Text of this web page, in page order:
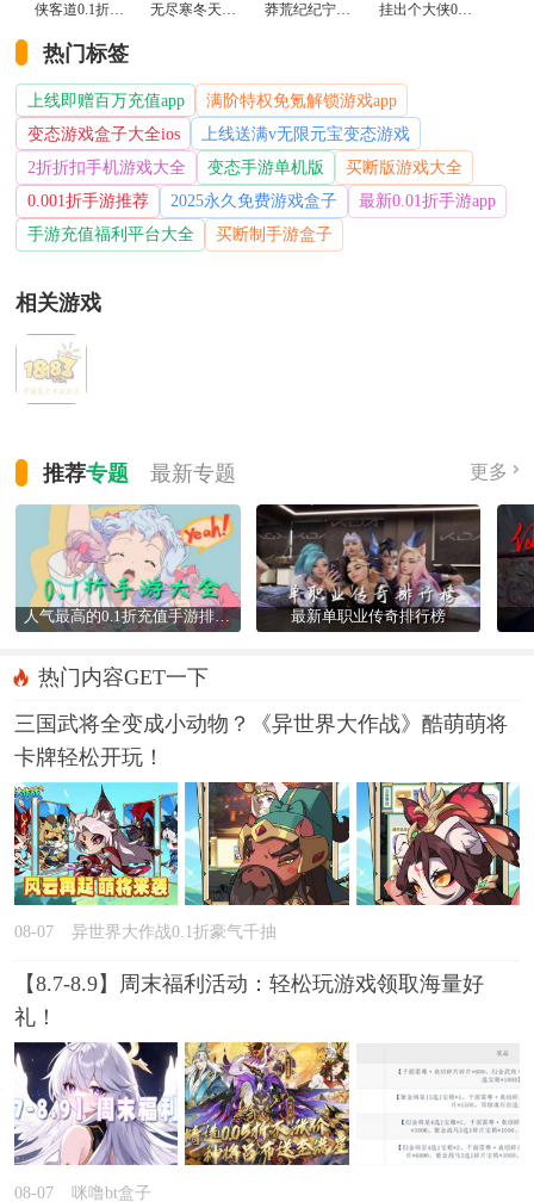
侠客道0.1折变态版 无尽寒冬天蛇新春送礼版 莽荒纪纪宁传奇0.1折送无限连抽版 挂出个大侠0.05折免单福利版
热门标签
上线即赠百万充值app
满阶特权免氪解锁游戏app
变态游戏盒子大全ios
上线送满v无限元宝变态游戏
2折折扣手机游戏大全
变态手游单机版
买断版游戏大全
0.001折手游推荐
2025永久免费游戏盒子
最新0.01折手游app
手游充值福利平台大全
买断制手游盒子
相关游戏
推荐专题 最新专题 更多
人气最高的0.1折充值手游排行榜 最新单职业传奇排行榜
热门内容GET一下
三国武将全变成小动物？《异世界大作战》酷萌萌将
卡牌轻松开玩！
08-07 异世界大作战0.1折豪气千抽
【8.7-8.9】周末福利活动：轻松玩游戏领取海量好
礼！
08-07 咪噜bt盒子